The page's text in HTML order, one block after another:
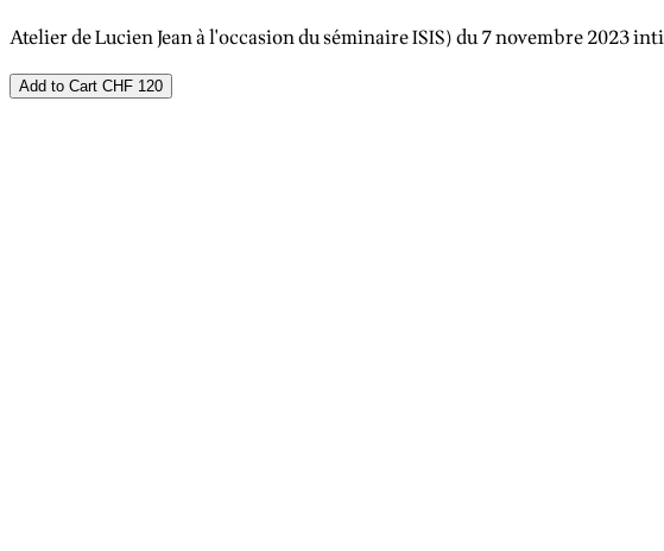
Atelier de Lucien Jean à l'occasion du séminaire ISIS) du 7 novembre
Add to Cart CHF 120